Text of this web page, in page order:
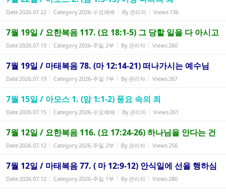
Date2026.07.22 Category2026-수요예배 By 관리자 Views 136
7월 19일 / 요한복음 117. (요 18:1-5) 그 당할 일을 다 아시고
Date2026.07.19 Category2026-주일 2부 By 관리자 Views260
7월 19일 / 마태복음 78. (마 12:14-21) 떠나가시는 예수님
Date2026.07.19 Category2026-주일 1부 By 관리자 Views267
7월 15일 / 아모스 1. (암 1:1-2) 풍요 속의 죄
Date2026.07.15 Category2026-수요예배 By 관리자 Views261
7월 12일 / 요한복음 116. (요 17:24-26) 하나님을 안다는 건
Date2026.07.12 Category2026-주일 2부 By 관리자 Views256
7월 12일 / 마태복음 77. ( 마 12:9-12) 안식일에 선을 행하심
Date2026.07.12 Category2026-주일 1부 By 관리자 Views280